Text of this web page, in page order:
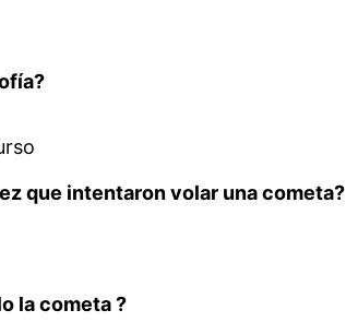
que intentaron volar una cometa?
la cometa ?